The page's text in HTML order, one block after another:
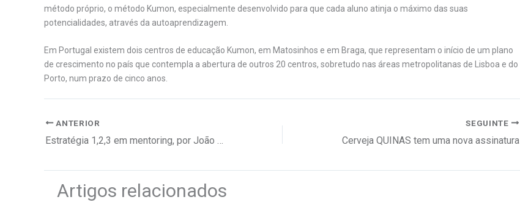
método próprio, o método Kumon, especialmente desenvolvido para que cada aluno atinja o máximo das suas
potencialidades, através da autoaprendizagem.
Em Portugal existem dois centros de educação Kumon, em Matosinhos e em Braga, que representam o início de um plano
de crescimento no país que contempla a abertura de outros 20 centros, sobretudo nas áreas metropolitanas de Lisboa e do
Porto, num prazo de cinco anos.
ANTERIOR SEGUINTE
Cerveja QUINAS tem uma nova assinatura
Artigos relacionados